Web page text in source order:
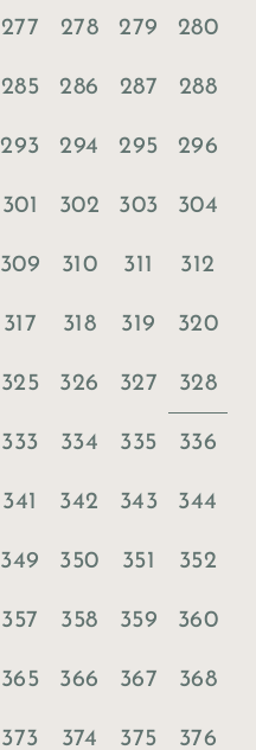
277 278 279 280
285 286 287 288
293 294 295 296
301 302 303 304
309 310 311 312
317 318 319 320
325 326 327 328
333 334 335 336
341 342 343 344
349 350 351 352
357 358 359 360
365 366 367 368
373 374 375 376